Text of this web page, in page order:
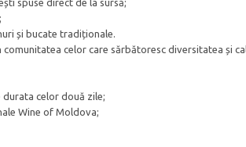
spuse direct de la sursă;
și bucate tradiționale.
celor care sărbătoresc diversitatea și
celor două zile;
Wine of Moldova;